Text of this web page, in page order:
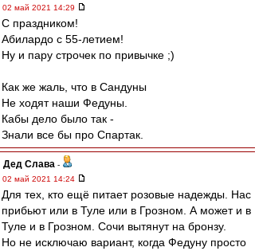
02 май 2021 14:29
С праздником!
Абилардо с 55-летием!
Ну и пару строчек по привычке ;)
Как же жаль, что в Сандуны
Не ходят наши Федуны.
Кабы дело было так -
Знали все бы про Спартак.
Дед Слава -
02 май 2021 14:24
Для тех, кто ещё питает розовые надежды. Нас
прибьют или в Туле или в Грозном. А может и в
Туле и в Грозном. Сочи вытянут на бронзу.
Но не исключаю вариант, когда Федуну просто